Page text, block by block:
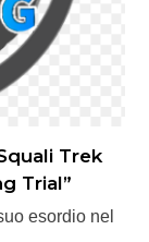
Trek
Trial”
esordio nel